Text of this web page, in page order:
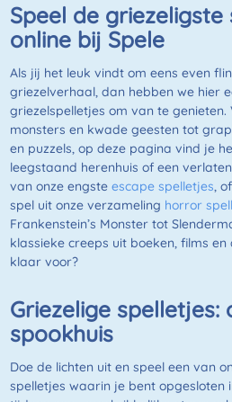
Speel de
online bij Spele
Als jij het leuk vindt om eens even
griezelverhaal, dan hebben we hier
griezelspelletjes om van te genieten.
monsters en kwade geesten tot
en puzzels, op deze pagina vind je
leegstaand herenhuis of een
van onze engste escape spelletjes,
spel uit onze verzameling horror
Frankenstein’s Monster tot
klassieke creeps uit boeken, films
klaar voor?
Griezelige spelletjes:
spookhuis
Doe de lichten uit en speel een van
spelletjes waarin je bent opgesloten